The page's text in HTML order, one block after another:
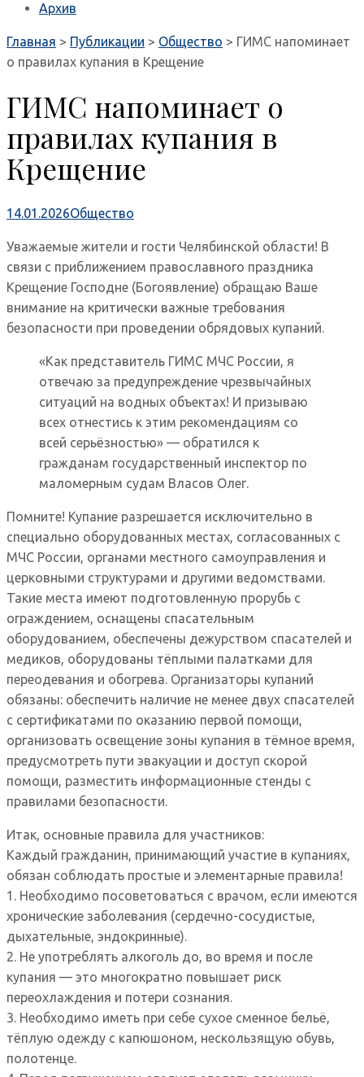
Архив
Главная > Публикации > Общество > ГИМС напоминает
о правилах купания в Крещение
ГИМС напоминает о
правилах купания в
Крещение
14.01.2026Общество
Уважаемые жители и гости Челябинской области! В
связи с приближением православного праздника
Крещение Господне (Богоявление) обращаю Ваше
внимание на критически важные требования
безопасности при проведении обрядовых купаний.
«Как представитель ГИМС МЧС России, я
отвечаю за предупреждение чрезвычайных
ситуаций на водных объектах! И призываю
всех отнестись к этим рекомендациям со
всей серьёзностью» — обратился к
гражданам государственный инспектор по
маломерным судам Власов Олег.
Помните! Купание разрешается исключительно в
специально оборудованных местах, согласованных с
МЧС России, органами местного самоуправления и
церковными структурами и другими ведомствами.
Такие места имеют подготовленную прорубь с
ограждением, оснащены спасательным
оборудованием, обеспечены дежурством спасателей и
медиков, оборудованы тёплыми палатками для
переодевания и обогрева. Организаторы купаний
обязаны: обеспечить наличие не менее двух спасателей
с сертификатами по оказанию первой помощи,
организовать освещение зоны купания в тёмное время,
предусмотреть пути эвакуации и доступ скорой
помощи, разместить информационные стенды с
правилами безопасности.
Итак, основные правила для участников:
Каждый гражданин, принимающий участие в купаниях,
обязан соблюдать простые и элементарные правила!
1. Необходимо посоветоваться с врачом, если имеются
хронические заболевания (сердечно-сосудистые,
дыхательные, эндокринные).
2. Не употреблять алкоголь до, во время и после
купания — это многократно повышает риск
переохлаждения и потери сознания.
3. Необходимо иметь при себе сухое сменное бельё,
тёплую одежду с капюшоном, нескользящую обувь,
полотенце.